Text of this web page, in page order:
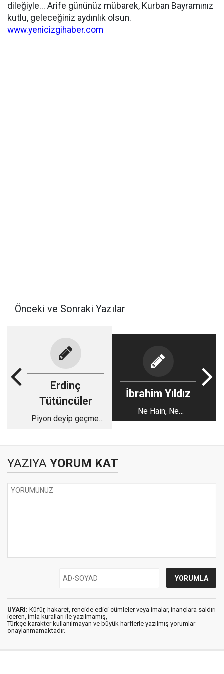
dileğiyle... Arife gününüz mübarek, Kurban Bayramınız
kutlu, geleceğiniz aydınlık olsun.
www.yenicizgihaber.com
Önceki ve Sonraki Yazılar
Erdinç
Tütüncüler
Piyon deyip geçme,
İbrahim Yıldız
Ne Hain, Ne
Kahraman
YAZIYA YORUM KAT
UYARI: Küfür, hakaret, rencide edici cümleler veya imalar, inançlara saldırı
içeren, imla kuralları ile yazılmamış,
Türkçe karakter kullanılmayan ve büyük harflerle yazılmış yorumlar
onaylanmamaktadır.